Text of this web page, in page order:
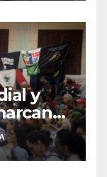
y